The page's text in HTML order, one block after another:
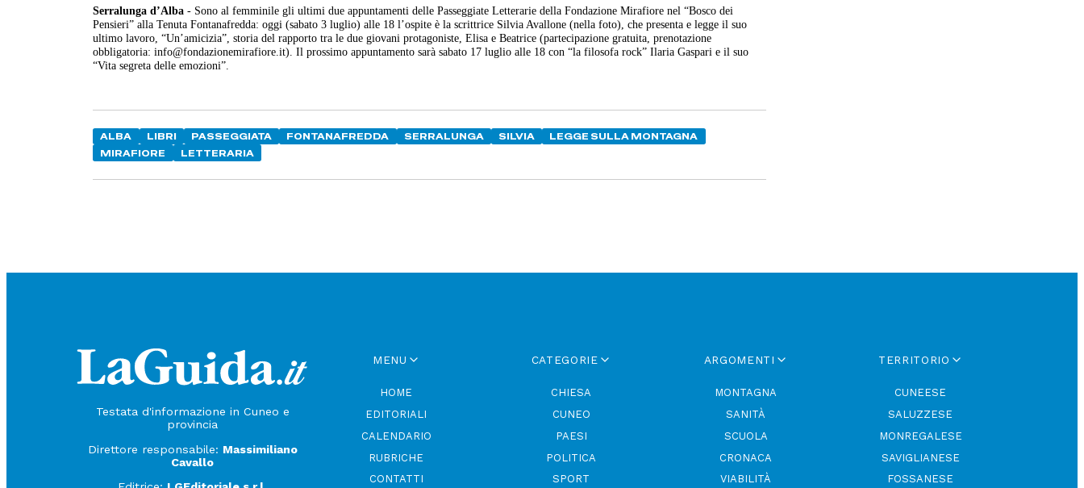
Serralunga d’Alba - Sono al femminile gli ultimi due appuntamenti delle Passeggiate Letterarie della Fondazione Mirafiore nel “Bosco dei
Pensieri” alla Tenuta Fontanafredda: oggi (sabato 3 luglio) alle 18 l’ospite è la scrittrice Silvia Avallone (nella foto), che presenta e legge il suo
ultimo lavoro, “Un’amicizia”, storia del rapporto tra le due giovani protagoniste, Elisa e Beatrice (partecipazione gratuita, prenotazione
obbligatoria: info@fondazionemirafiore.it). Il prossimo appuntamento sarà sabato 17 luglio alle 18 con “la filosofa rock” Ilaria Gaspari e il suo
“Vita segreta delle emozioni”.
ALBA LIBRI PASSEGGIATA FONTANAFREDDA SERRALUNGA SILVIA
LEGGE SULLA MONTAGNA
MIRAFIORE
LETTERARIA
Testata d'informazione in Cuneo e
provincia
Direttore responsabile: Massimiliano
Cavallo
MENU
HOME
EDITORIALI
CALENDARIO
RUBRICHE
CONTATTI
CATEGORIE
CHIESA
CUNEO
PAESI
POLITICA
SPORT
ARGOMENTI
MONTAGNA
SANITÀ
SCUOLA
CRONACA
VIABILITÀ
TERRITORIO
CUNEESE
SALUZZESE
MONREGALESE
SAVIGLIANESE
FOSSANESE